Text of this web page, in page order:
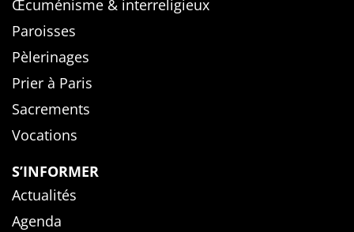
Œcuménisme & interreligieux
Paroisses
Pèlerinages
Prier à Paris
Sacrements
Vocations
S’INFORMER
Actualités
Agenda